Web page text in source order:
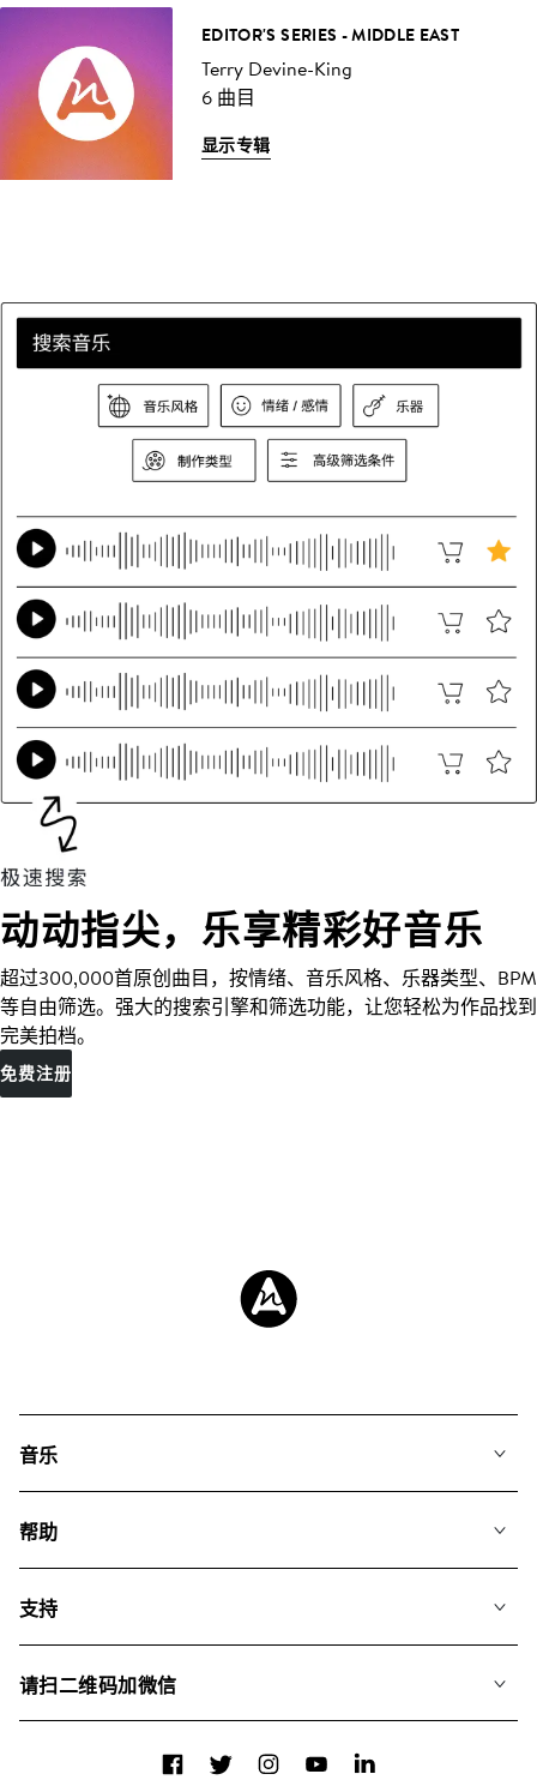
EDITOR'S SERIES - MIDDLE EAST
Terry Devine-King
6 曲目
显示专辑
动动指尖，乐享精彩好音乐
超过300,000首原创曲目，按情绪、音乐风格、乐器类型、BPM
等自由筛选。强大的搜索引擎和筛选功能，让您轻松为作品找到
完美拍档。
免费注册
音乐
搜索
专辑
帮助
我们如何运用AI
支持
关于我们
请扫二维码加微信
FacebookTwitterInstagramYouTubeLinkedIn